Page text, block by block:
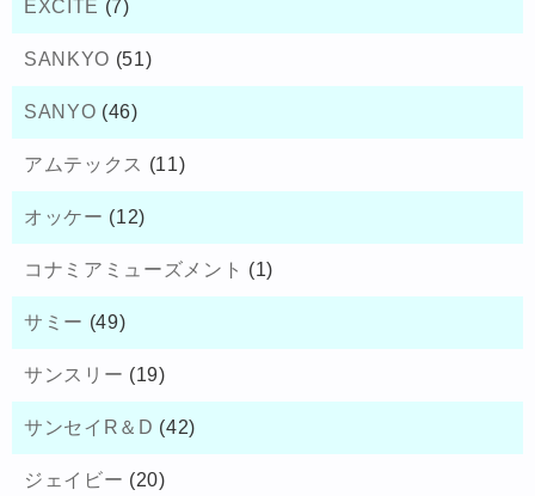
EXCITE (7)
SANKYO (51)
SANYO (46)
アムテックス (11)
オッケー (12)
コナミアミューズメント (1)
サミー (49)
サンスリー (19)
サンセイR＆D (42)
ジェイビー (20)